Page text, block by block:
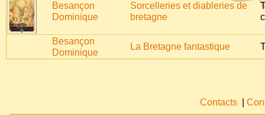
Besançon
Dominique
Sorcelleries et diableries de
bretagne
Besançon
Dominique
La Bretagne fantastique
Contacts |